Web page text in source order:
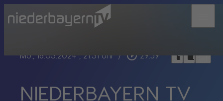
Mo., 18.03.2024 , 21:31 Uhr / play_circle_outline 29:59 headphoneschrome_reader_modebookmark_border
NIEDERBAYERN TV